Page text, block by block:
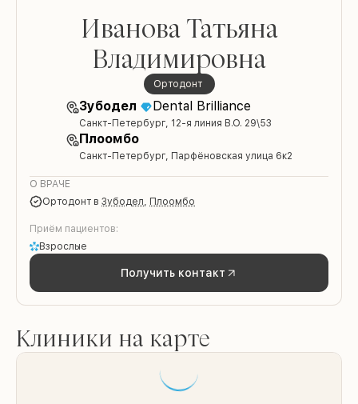
Иванова Татьяна
Владимировна
ортодонт
Зубодел Dental Brilliance
Санкт-Петербург, 12-я линия В.О. 29\53
Плоомбо
Санкт-Петербург, Парфёновская улица 6к2
О ВРАЧЕ
ортодонт в Зубодел, Плоомбо
Приём пациентов:
Взрослые
Получить контакт
Клиники на карте